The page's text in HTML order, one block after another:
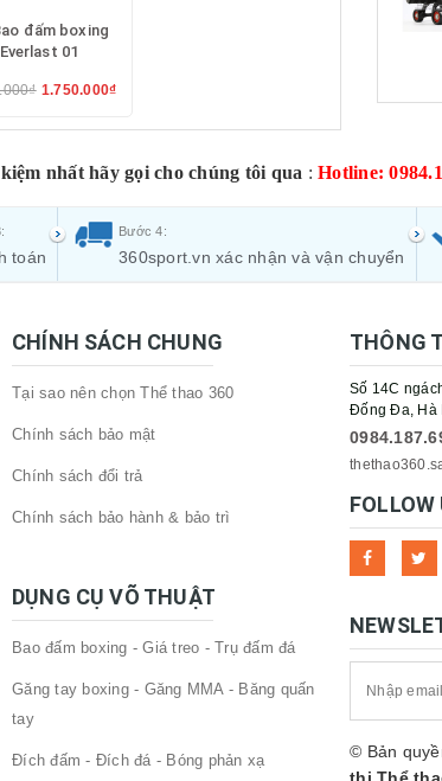
đấm boxing
Everlast 01
1.750.000₫
nhất hãy gọi cho chúng tôi qua : Hotline:
toán
Bước 4:
360sport.vn xác nhận và vận chuyển
CHÍNH SÁCH CHUNG
Tại sao nên chọn Thể thao 360
Chính sách bảo mật
Chính sách đổi trả
Chính sách bảo hành & bảo trì
DỤNG CỤ VÕ THUẬT
Bao đấm boxing - Giá treo - Trụ đấm đá
Găng tay boxing - Găng MMA - Băng quấn
tay
Đích đấm - Đích đá - Bóng phản xạ
THÔNG
Số 14C
Đống Đa, Hà
FOLLOW
© Bản